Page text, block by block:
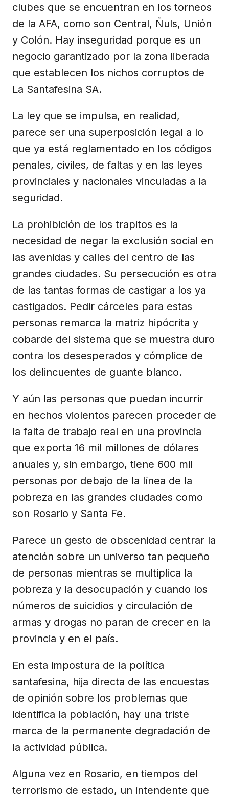
clubes que se encuentran en los torneos
de la AFA, como son Central, Ñuls, Unión
y Colón. Hay inseguridad porque es un
negocio garantizado por la zona liberada
que establecen los nichos corruptos de
La Santafesina SA.
La ley que se impulsa, en realidad,
parece ser una superposición legal a lo
que ya está reglamentado en los códigos
penales, civiles, de faltas y en las leyes
provinciales y nacionales vinculadas a la
seguridad.
La prohibición de los trapitos es la
necesidad de negar la exclusión social en
las avenidas y calles del centro de las
grandes ciudades. Su persecución es otra
de las tantas formas de castigar a los ya
castigados. Pedir cárceles para estas
personas remarca la matriz hipócrita y
cobarde del sistema que se muestra duro
contra los desesperados y cómplice de
los delincuentes de guante blanco.
Y aún las personas que puedan incurrir
en hechos violentos parecen proceder de
la falta de trabajo real en una provincia
que exporta 16 mil millones de dólares
anuales y, sin embargo, tiene 600 mil
personas por debajo de la línea de la
pobreza en las grandes ciudades como
son Rosario y Santa Fe.
Parece un gesto de obscenidad centrar la
atención sobre un universo tan pequeño
de personas mientras se multiplica la
pobreza y la desocupación y cuando los
números de suicidios y circulación de
armas y drogas no paran de crecer en la
provincia y en el país.
En esta impostura de la política
santafesina, hija directa de las encuestas
de opinión sobre los problemas que
identifica la población, hay una triste
marca de la permanente degradación de
la actividad pública.
Alguna vez en Rosario, en tiempos del
terrorismo de estado, un intendente que